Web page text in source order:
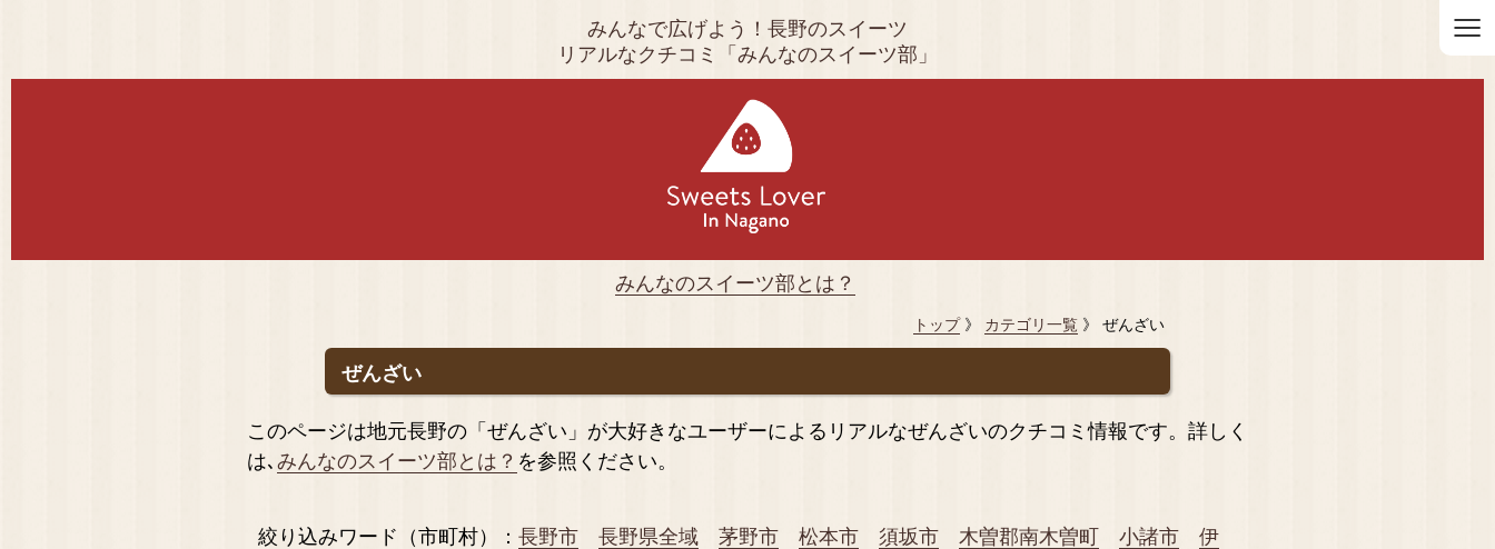
≡
みんなで広げよう！長野のスイーツ
リアルなクチコミ「みんなのスイーツ部」
みんなのスイーツ部とは？
トップ》 カテゴリ一覧 》 ぜんざい
ぜんざい
このページは地元長野の「ぜんざい」が大好きなユーザーによるリアルなぜんざいのクチコミ情報です。詳しく
は､ みんなのスイーツ部とは？ を参照ください。
絞り込みワード（市町村）： 長野市 長野県全域 茅野市 松本市 須坂市 木曽郡南木曽町 小諸市
伊